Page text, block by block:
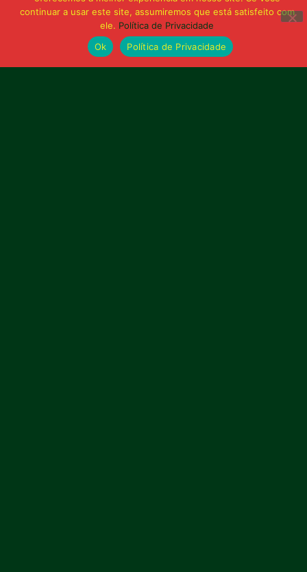
continuar a usar este site, assumiremos que está satisfeito com
ele. Política de Privacidade
Ok
Política de Privacidade